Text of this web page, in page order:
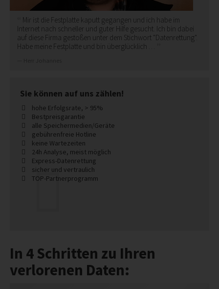
Mir ist die Festplatte kaputt gegangen und ich habe im
Internet nach schneller und guter Hilfe gesucht. Ich bin dabei
auf diese Firma gestoßen unter dem Stichwort "Datenrettung".
Habe meine Festplatte und bin überglücklich …
Sie können auf uns zählen!
hohe Erfolgsrate, > 95%
Bestpreisgarantie
alle Speichermedien/Geräte
gebührenfreie Hotline
keine Wartezeiten
24h Analyse, meist möglich
Express-Datenrettung
sicher und vertraulich
TOP-Partnerprogramm
In 4 Schritten zu Ihren
verlorenen Daten: